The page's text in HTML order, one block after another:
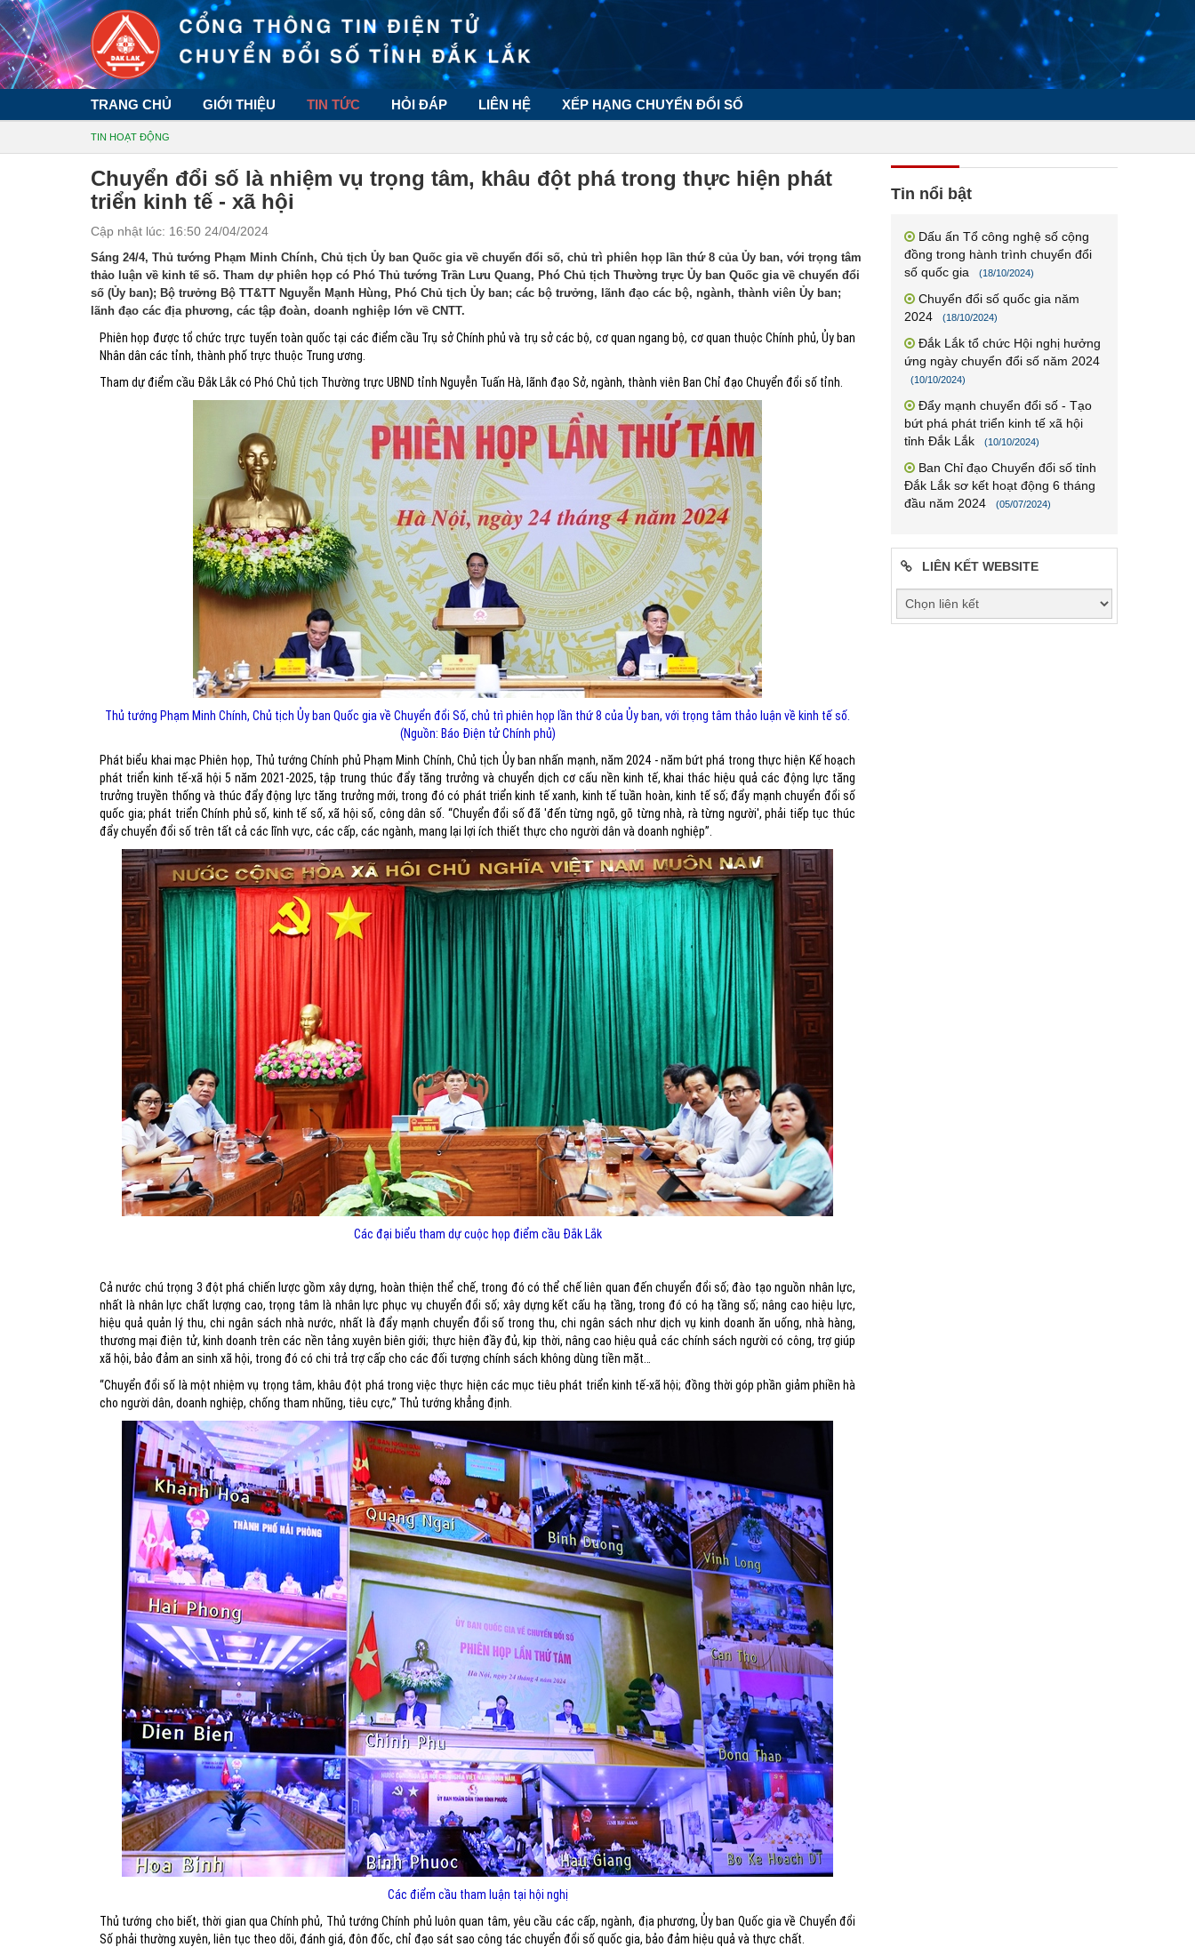
TRANG CHỦ GIỚI THIỆU TIN TỨC HỎI ĐÁP LIÊN HỆ XẾP HẠNG CHUYỂN ĐỔI SỐ
TIN HOẠT ĐỘNG
Chuyển đổi số là nhiệm vụ trọng tâm, khâu đột phá trong thực hiện phát
triển kinh tế - xã hội
Cập nhật lúc: 16:50 24/04/2024
Sáng 24/4, Thủ tướng Phạm Minh Chính, Chủ tịch Ủy ban Quốc gia về chuyển đổi số, chủ trì phiên họp lần thứ 8 của Ủy ban, với trọng tâm
thảo luận về kinh tế số. Tham dự phiên họp có Phó Thủ tướng Trần Lưu Quang, Phó Chủ tịch Thường trực Ủy ban Quốc gia về chuyển đổi
số (Ủy ban); Bộ trưởng Bộ TT&TT Nguyễn Mạnh Hùng, Phó Chủ tịch Ủy ban; các bộ trưởng, lãnh đạo các bộ, ngành, thành viên Ủy ban;
lãnh đạo các địa phương, các tập đoàn, doanh nghiệp lớn về CNTT.
Phiên họp được tổ chức trực tuyến toàn quốc tại các điểm cầu Trụ sở Chính phủ và trụ sở các bộ, cơ quan ngang bộ, cơ quan thuộc Chính phủ, Ủy ban
Nhân dân các tỉnh, thành phố trực thuộc Trung ương.
Tham dự điểm cầu Đắk Lắk có Phó Chủ tịch Thường trực UBND tỉnh Nguyễn Tuấn Hà, lãnh đạo Sở, ngành, thành viên Ban Chỉ đạo Chuyển đổi số tỉnh.
Thủ tướng Phạm Minh Chính, Chủ tịch Ủy ban Quốc gia về Chuyển đổi Số, chủ trì phiên họp lần thứ 8 của Ủy ban, với trọng tâm thảo luận về kinh tế số.
(Nguồn: Báo Điện tử Chính phủ)
Phát biểu khai mạc Phiên họp, Thủ tướng Chính phủ Phạm Minh Chính, Chủ tịch Ủy ban nhấn mạnh, năm 2024 - năm bứt phá trong thực hiện Kế hoạch
phát triển kinh tế-xã hội 5 năm 2021-2025, tập trung thúc đẩy tăng trưởng và chuyển dịch cơ cấu nền kinh tế, khai thác hiệu quả các động lực tăng
trưởng truyền thống và thúc đẩy động lực tăng trưởng mới, trong đó có phát triển kinh tế xanh, kinh tế tuần hoàn, kinh tế số; đẩy mạnh chuyển đổi số
quốc gia; phát triển Chính phủ số, kinh tế số, xã hội số, công dân số. “Chuyển đổi số đã 'đến từng ngõ, gõ từng nhà, rà từng người', phải tiếp tục thúc
đẩy chuyển đổi số trên tất cả các lĩnh vực, các cấp, các ngành, mang lại lợi ích thiết thực cho người dân và doanh nghiệp”.
Các đại biểu tham dự cuộc họp điểm cầu Đắk Lắk
Cả nước chú trọng 3 đột phá chiến lược gồm xây dựng, hoàn thiện thể chế, trong đó có thể chế liên quan đến chuyển đổi số; đào tạo nguồn nhân lực,
nhất là nhân lực chất lượng cao, trọng tâm là nhân lực phục vụ chuyển đổi số; xây dựng kết cấu hạ tầng, trong đó có hạ tầng số; nâng cao hiệu lực,
hiệu quả quản lý thu, chi ngân sách nhà nước, nhất là đẩy mạnh chuyển đổi số trong thu, chi ngân sách như dịch vụ kinh doanh ăn uống, nhà hàng,
thương mại điện tử, kinh doanh trên các nền tảng xuyên biên giới; thực hiện đầy đủ, kịp thời, nâng cao hiệu quả các chính sách người có công, trợ giúp
xã hội, bảo đảm an sinh xã hội, trong đó có chi trả trợ cấp cho các đối tượng chính sách không dùng tiền mặt…
“Chuyển đổi số là một nhiệm vụ trọng tâm, khâu đột phá trong việc thực hiện các mục tiêu phát triển kinh tế-xã hội; đồng thời góp phần giảm phiền hà
cho người dân, doanh nghiệp, chống tham nhũng, tiêu cực,” Thủ tướng khẳng định.
Các điểm cầu tham luận tại hội nghị
Thủ tướng cho biết, thời gian qua Chính phủ, Thủ tướng Chính phủ luôn quan tâm, yêu cầu các cấp, ngành, địa phương, Ủy ban Quốc gia về Chuyển đổi
Số phải thường xuyên, liên tục theo dõi, đánh giá, đôn đốc, chỉ đạo sát sao công tác chuyển đổi số quốc gia, bảo đảm hiệu quả và thực chất.
Tin nổi bật
Dấu ấn Tổ công nghệ số cộng
đồng trong hành trình chuyển đổi
số quốc gia
(18/10/2024)
Chuyển đổi số quốc gia năm
2024
(18/10/2024)
Đắk Lắk tổ chức Hội nghị hưởng
ứng ngày chuyển đổi số năm 2024
(10/10/2024)
Đẩy mạnh chuyển đổi số - Tạo
bứt phá phát triển kinh tế xã hội
tỉnh Đắk Lắk
(10/10/2024)
Ban Chỉ đạo Chuyển đổi số tỉnh
Đắk Lắk sơ kết hoạt động 6 tháng
đầu năm 2024
(05/07/2024)
LIÊN KẾT WEBSITE